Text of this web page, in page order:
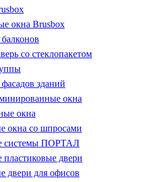
окна Brusbox
со стеклопакетом
зданий
окна
окна
окна со шпросами
системы ПОРТАЛ
двери
двери для офисов